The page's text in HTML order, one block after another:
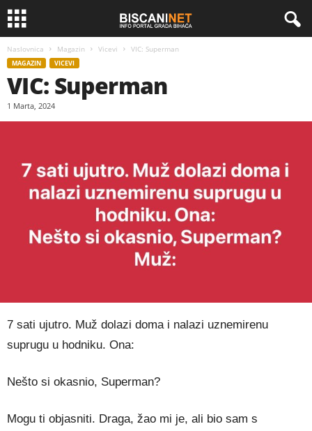
Naslovnica Magazin Vicevi VIC: Superman
MAGAZIN VICEVI
VIC: Superman
1 Marta, 2024
7 sati ujutro. Muž dolazi doma i nalazi uznemirenu
suprugu u hodniku. Ona:
Nešto si okasnio, Superman?
Mogu ti objasniti. Draga, žao mi je, ali bio sam s